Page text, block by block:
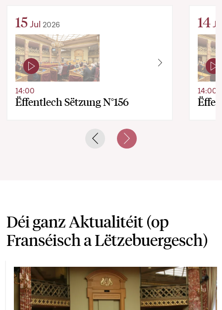
15Jul 2026
Ëffentlech Sëtzung N°156
14:00
14
14:00
Previous slideNext slide
Déi ganz Aktualitéit (op
Franséisch a Lëtzebuergesch)